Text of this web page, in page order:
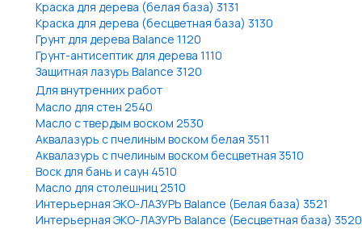
Краска для дерева (белая база) 3131
Краска для дерева (бесцветная база) 3130
Грунт для дерева Balance 1120
Грунт-антисептик для дерева 1110
Защитная лазурь Balance 3120
Для внутренних работ
Масло для стен 2540
Масло с твердым воском 2530
Аквалазурь с пчелиным воском белая 3511
Аквалазурь с пчелиным воском бесцветная 3510
Воск для бань и саун 4510
Масло для столешниц 2510
Интерьерная ЭКО-ЛАЗУРЬ Balance (Белая база) 3521
Интерьерная ЭКО-ЛАЗУРЬ Balance (Бесцветная база) 3520